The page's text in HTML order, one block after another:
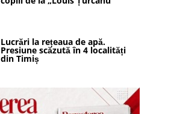
Lucrări la rețeaua de apă.
Presiune scăzută în 4 localități
din Timiș